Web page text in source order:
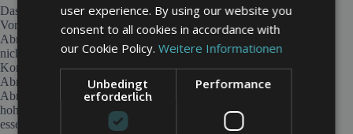
Das Abrechnungsmanagement unterliegt strengen gesetzlichen
Vorgaben, insbesondere im Gesundheitswesen.
Abrechnungsbetrug ist ein ernstzunehmendes Problem, das
nicht nur finanzielle, sondern auch strafrechtliche
Konsequenzen haben kann. Verstöße gegen
Abrechnungsrichtlinien, sei es durch fehlerhafte
Abrechnungen oder bewusste Manipulation, führen häufig zu
hohen Rückforderungen durch die Kostenträger. Daher ist es
essenziell, dass Abrechnungsprozesse transparent gestaltet und
user experience. By using our website you
consent to all cookies in accordance with
our Cookie Policy.Weitere Informationen
Unbedingt
erforderlich
Performance